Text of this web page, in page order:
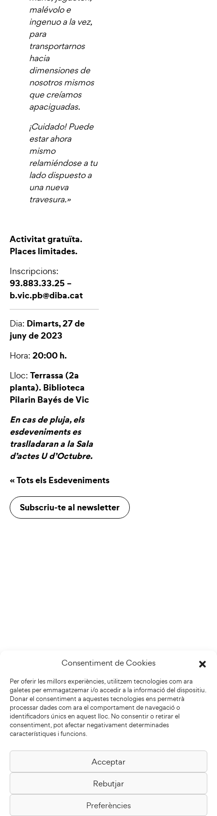
Consentiment de Cookies
Per oferir les millors experiències, utilitzem tecnologies com ara
galetes per emmagatzemar i/o accedir a la informació del dispositiu.
Donar el consentiment a aquestes tecnologies ens permetrà
processar dades com ara el comportament de navegació o
identificadors únics en aquest lloc. No consentir o retirar el
consentiment, pot afectar negativament determinades
característiques i funcions.
Acceptar
Rebutjar
Preferències
malévolo e
ingenuo a la vez,
para
transportarnos
hacia
dimensiones de
nosotros mismos
que creíamos
apaciguadas.
¡Cuidado! Puede
estar ahora
mismo
relamiéndose a tu
lado dispuesto a
una nueva
travesura.»
Activitat gratuïta.
Places limitades.
Inscripcions:
93.883.33.25 –
b.vic.pb@diba.cat
Dia: Dimarts, 27 de
juny de 2023
Hora: 20:00 h.
Lloc: Terrassa (2a
planta). Biblioteca
Pilarin Bayés de Vic
En cas de pluja, els
esdeveniments es
traslladaran a la Sala
d’actes U d’Octubre.
« Tots els Esdeveniments
Subscriu-te al newsletter
Biblioteca Pilarin Bayés
Passeig de la Generalitat, 1
08500 Vic